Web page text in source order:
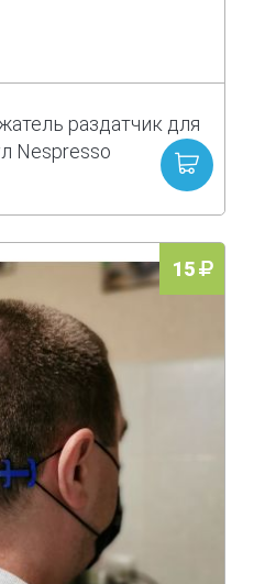
раздатчик для
Nespresso
15